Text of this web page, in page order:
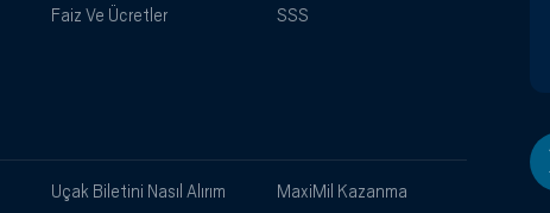
Faiz Ve Ücretler
SSS
Uçak Biletini Nasıl Alırım MaxiMil Kazanma